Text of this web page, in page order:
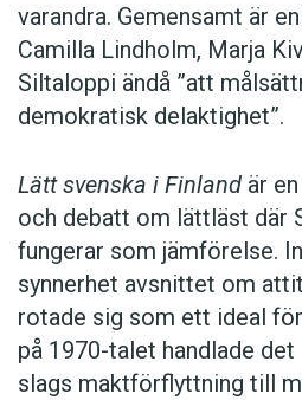
varandra. Gemensamt är
Camilla Lindholm, Marja
Siltaloppi ändå ”att
demokratisk delaktighet”.
Lätt svenska i Finland är
och debatt om lättläst där
fungerar som jämförelse.
synnerhet ­avsnittet om
rotade sig som ett ideal
på 1970-talet handlade
slags maktförflyttning till